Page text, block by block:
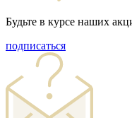
Будьте в курсе наших
подписаться